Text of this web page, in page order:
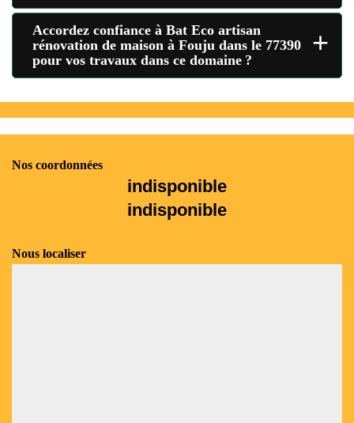
Accordez confiance à Bat Eco artisan
rénovation de maison à Fouju dans le 77390
pour vos travaux dans ce domaine ?
+
Nos coordonnées
indisponible
indisponible
Nous localiser